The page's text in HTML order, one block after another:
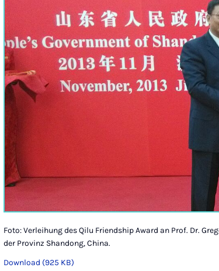
Foto: Verleihung des Qilu Friendship Award an Prof. Dr.
der Provinz Shandong, China.
Download (925 KB)